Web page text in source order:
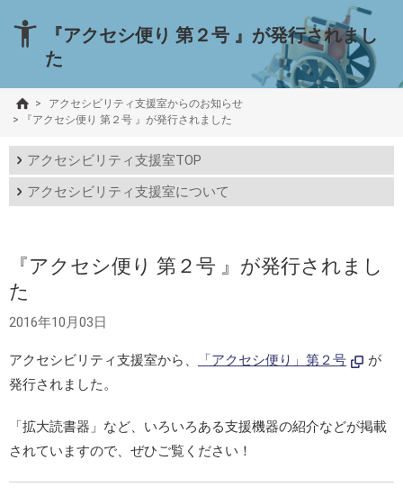
『アクセシ便り 第２号 』が発行されまし
た
>
アクセシビリティ支援室からのお知らせ
>
『アクセシ便り 第２号 』が発行されました
アクセシビリティ支援室TOP
アクセシビリティ支援室について
『アクセシ便り 第２号 』が発行されまし
た
2016年10月03日
アクセシビリティ支援室から、 「アクセシ便り」第２号
が
発行されました。
「拡大読書器」など、いろいろある支援機器の紹介などが掲載
されていますので、ぜひご覧ください！